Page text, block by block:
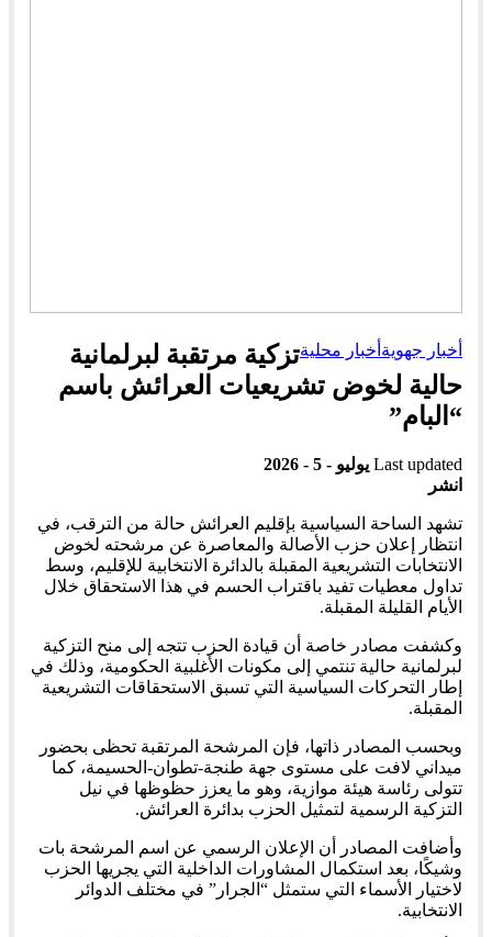
أخبار جهوية أخبار محليةتزكية مرتقبة لبرلمانية
حالية لخوض تشريعيات العرائش باسم
“البام”
Last updated يوليو - 5 - 2026
انشر
تشهد الساحة السياسية بإقليم العرائش حالة من الترقب، في
انتظار إعلان حزب الأصالة والمعاصرة عن مرشحته لخوض
الانتخابات التشريعية المقبلة بالدائرة الانتخابية للإقليم، وسط
تداول معطيات تفيد باقتراب الحسم في هذا الاستحقاق خلال
الأيام القليلة المقبلة.
وكشفت مصادر خاصة أن قيادة الحزب تتجه إلى منح التزكية
لبرلمانية حالية تنتمي إلى مكونات الأغلبية الحكومية، وذلك في
إطار التحركات السياسية التي تسبق الاستحقاقات التشريعية
المقبلة.
وبحسب المصادر ذاتها، فإن المرشحة المرتقبة تحظى بحضور
ميداني لافت على مستوى جهة طنجة-تطوان-الحسيمة، كما
تتولى رئاسة هيئة موازية، وهو ما يعزز حظوظها في نيل
التزكية الرسمية لتمثيل الحزب بدائرة العرائش.
وأضافت المصادر أن الإعلان الرسمي عن اسم المرشحة بات
وشيكًا، بعد استكمال المشاورات الداخلية التي يجريها الحزب
لاختيار الأسماء التي ستمثل “الجرار” في مختلف الدوائر
الانتخابية.